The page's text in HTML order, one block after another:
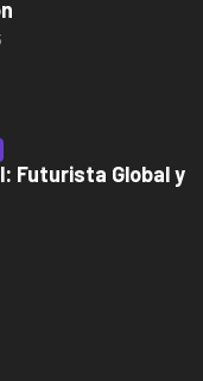
Futurista Global y